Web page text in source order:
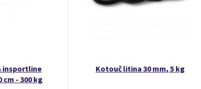
insportline
- 300 kg
Kotouč litina 30 mm, 5 kg